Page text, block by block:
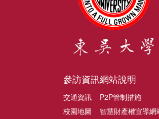
參訪資訊
交通資訊
校園地圖
網站說明
P2P管制措施
智慧財產權宣導網